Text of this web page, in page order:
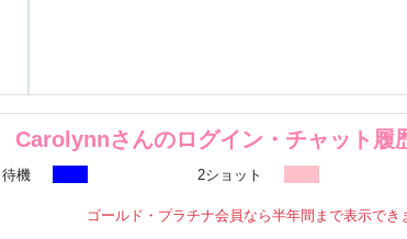
Carolynnさんのログイン・チャット履
待機 2ショット
ゴールド・プラチナ会員なら半年間まで表示でき